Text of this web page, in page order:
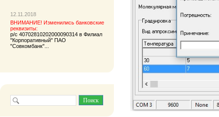
12.11.2018
ВНИМАНИЕ! Изменились банковские
реквизиты:
р/с 40702810202000090314 в Филиал
"Корпоративный" ПАО
"Совкомбанк"...